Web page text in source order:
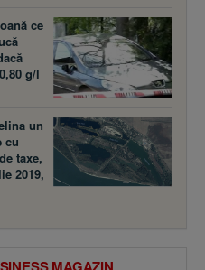
ce
g/l
un
cu
taxe,
2019,